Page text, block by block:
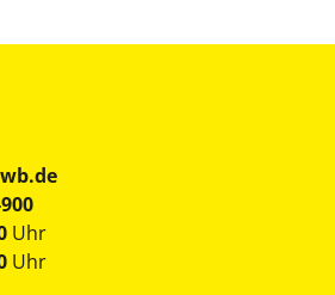
Uhr
Uhr